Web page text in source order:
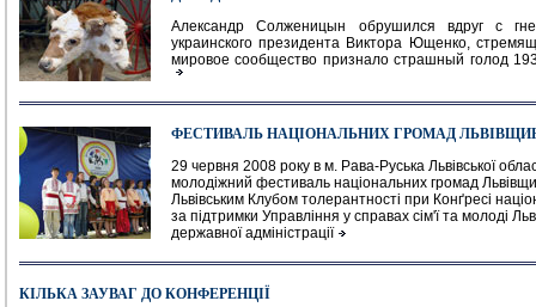
Александр Солженицын обрушился вдруг с
украинского президента Виктора Ющенко,
мировое сообщество признало страшный голод
ФЕСТИВАЛЬ НАЦІОНАЛЬНИХ ГРОМАД
29 червня 2008 року в м. Рава-Руська Львівської
молодіжний фестиваль національних громад
Львівським Клубом толерантності при Конґресі
за підтримки Управління у справах сім'ї та молоді
державної адміністрації
КІЛЬКА ЗАУВАГ ДО КОНФЕРЕНЦІЇ